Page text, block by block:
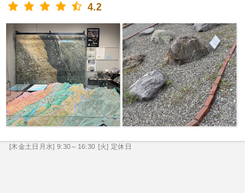
4.2
[木金土日月水] 9:30～16:30 [火] 定休日